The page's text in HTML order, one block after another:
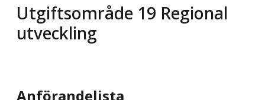
Utgiftsområde 19 Regional
utveckling
Anförandelista